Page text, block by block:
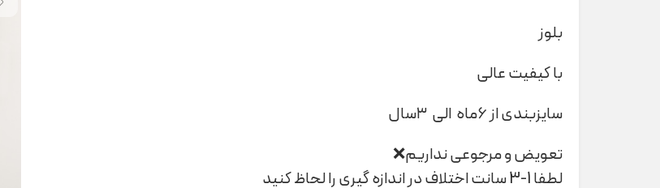
بلوز
با کیفیت عالی
سایزبندی از ۶ماه الی ۳سال
تعویض و مرجوعی نداریم❌
لطفا 1-3 سانت اختلاف در اندازه گیری را لحاظ کنید